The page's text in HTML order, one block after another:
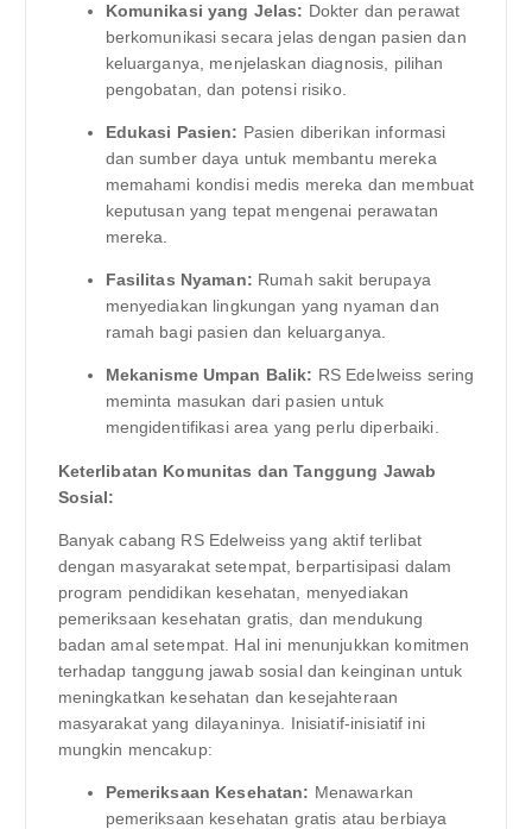
Komunikasi yang Jelas: Dokter dan perawat
berkomunikasi secara jelas dengan pasien dan
keluarganya, menjelaskan diagnosis, pilihan
pengobatan, dan potensi risiko.
Edukasi Pasien: Pasien diberikan informasi
dan sumber daya untuk membantu mereka
memahami kondisi medis mereka dan membuat
keputusan yang tepat mengenai perawatan
mereka.
Fasilitas Nyaman: Rumah sakit berupaya
menyediakan lingkungan yang nyaman dan
ramah bagi pasien dan keluarganya.
Mekanisme Umpan Balik: RS Edelweiss sering
meminta masukan dari pasien untuk
mengidentifikasi area yang perlu diperbaiki.
Keterlibatan Komunitas dan Tanggung Jawab
Sosial:
Banyak cabang RS Edelweiss yang aktif terlibat
dengan masyarakat setempat, berpartisipasi dalam
program pendidikan kesehatan, menyediakan
pemeriksaan kesehatan gratis, dan mendukung
badan amal setempat. Hal ini menunjukkan komitmen
terhadap tanggung jawab sosial dan keinginan untuk
meningkatkan kesehatan dan kesejahteraan
masyarakat yang dilayaninya. Inisiatif-inisiatif ini
mungkin mencakup:
Pemeriksaan Kesehatan: Menawarkan
pemeriksaan kesehatan gratis atau berbiaya